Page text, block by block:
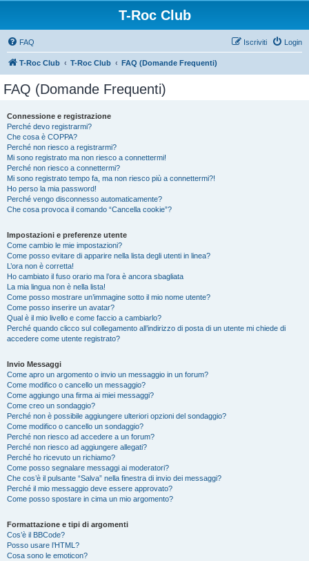
T-Roc Club
FAQ Login
Iscriviti
T-Roc Club T-Roc Club FAQ (Domande Frequenti)
FAQ (Domande Frequenti)
Connessione e registrazione
Perché devo registrarmi?
Che cosa è COPPA?
Perché non riesco a registrarmi?
Mi sono registrato ma non riesco a connettermi!
Perché non riesco a connettermi?
Mi sono registrato tempo fa, ma non riesco più a connettermi?!
Ho perso la mia password!
Perché vengo disconnesso automaticamente?
Che cosa provoca il comando “Cancella cookie”?
Impostazioni e preferenze utente
Come cambio le mie impostazioni?
Come posso evitare di apparire nella lista degli utenti in linea?
L’ora non è corretta!
Ho cambiato il fuso orario ma l’ora è ancora sbagliata
La mia lingua non è nella lista!
Come posso mostrare un’immagine sotto il mio nome utente?
Come posso inserire un avatar?
Qual è il mio livello e come faccio a cambiarlo?
Perché quando clicco sul collegamento all’indirizzo di posta di un utente mi chiede di
accedere come utente registrato?
Invio Messaggi
Come apro un argomento o invio un messaggio in un forum?
Come modifico o cancello un messaggio?
Come aggiungo una firma ai miei messaggi?
Come creo un sondaggio?
Perché non è possibile aggiungere ulteriori opzioni del sondaggio?
Come modifico o cancello un sondaggio?
Perché non riesco ad accedere a un forum?
Perché non riesco ad aggiungere allegati?
Perché ho ricevuto un richiamo?
Come posso segnalare messaggi ai moderatori?
Che cos’è il pulsante “Salva” nella finestra di invio dei messaggi?
Perché il mio messaggio deve essere approvato?
Come posso spostare in cima un mio argomento?
Formattazione e tipi di argomenti
Cos’è il BBCode?
Posso usare l’HTML?
Cosa sono le emoticon?